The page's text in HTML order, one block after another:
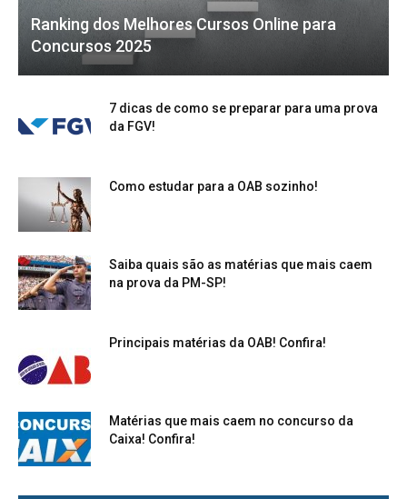
Ranking dos Melhores Cursos Online para
Concursos 2025
7 dicas de como se preparar para uma prova
da FGV!
Como estudar para a OAB sozinho!
Saiba quais são as matérias que mais caem
na prova da PM-SP!
Principais matérias da OAB! Confira!
Matérias que mais caem no concurso da
Caixa! Confira!